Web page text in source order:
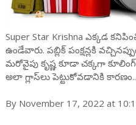
Super Star Krishna ఎక్కడ
ఉండేవారు. పబ్లిక్ పంక్షన్లకి
మరోవైపు కృష్ణ కూడా చక్కగా కూలింగ్
అలా గ్లాస్‌లు పెట్టుకోవడానికి
By November 17, 2022 at